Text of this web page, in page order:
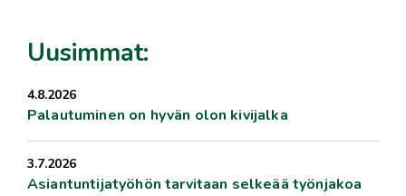
Uusimmat:
4.8.2026
Palautuminen on hyvän olon kivijalka
3.7.2026
Asiantuntijatyöhön tarvitaan selkeää työnjakoa